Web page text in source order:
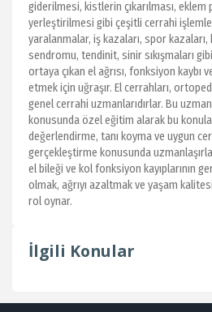
giderilmesi, kistlerin çıkarılması,
yerleştirilmesi gibi çeşitli cerrahi
yaralanmalar, iş kazaları, spor
sendromu, tendinit, sinir sıkışmaları
ortaya çıkan el ağrısı, fonksiyon kaybı
etmek için uğraşır. El cerrahları,
genel cerrahi uzmanlarıdırlar. Bu
konusunda özel eğitim alarak bu
değerlendirme, tanı koyma ve uygun
gerçekleştirme konusunda
el bileği ve kol fonksiyon kayıplarının
olmak, ağrıyı azaltmak ve yaşam
rol oynar.
İlgili Konular